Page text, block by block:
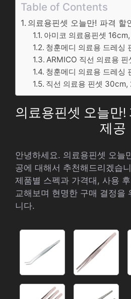
Table of Contents
의료용핀셋 오늘만! 파격 할
아미코 의료용핀셋
청훈메디 의료용 드레싱
ARMICO 직선 의료용
청훈메디 의료용 드레싱
직선 의료용 핀셋 30cm,
의료용핀셋 오늘만!
제공
안녕하세요. 의료용핀셋 오늘
공에 대해서 추천해드리겠습
제품별 스펙과 가격대, 사용
교해보며 현명한 구매 결정을
니다.